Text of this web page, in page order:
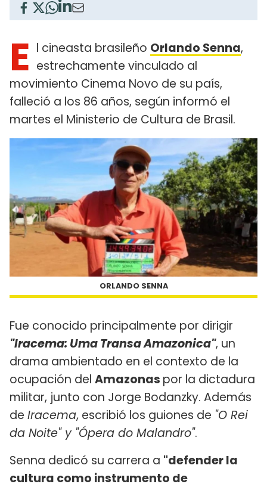
E l cineasta brasileño Orlando Senna,
estrechamente vinculado al
movimiento Cinema Novo de su país,
falleció a los 86 años, según informó el
martes el Ministerio de Cultura de Brasil.
ORLANDO SENNA
Fue conocido principalmente por dirigir
"Iracema: Uma Transa Amazonica", un
drama ambientado en el contexto de la
ocupación del Amazonas por la dictadura
militar, junto con Jorge Bodanzky. Además
de Iracema, escribió los guiones de "O Rei
da Noite" y "Ópera do Malandro".
Senna dedicó su carrera a "defender la
cultura como instrumento de